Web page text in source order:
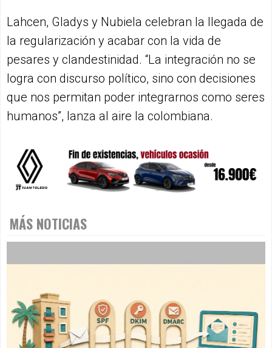
Lahcen, Gladys y Nubiela celebran la llegada de
la regularización y acabar con la vida de
pesares y clandestinidad. “La integración no se
logra con discurso político, sino con decisiones
que nos permitan poder integrarnos como seres
humanos”, lanza al aire la colombiana.
MÁS NOTICIAS